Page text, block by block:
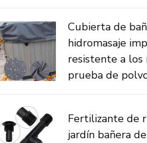
Cubierta de
hidromasaje
resistente a los
prueba de
Fertilizante de
jardín bañera